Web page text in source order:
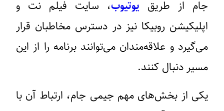
جام از طریق یوتیوب، سایت فیلم نت و
اپلیکیشن روبیکا نیز در دسترس مخاطبان قرار
می‌گیرد و علاقه‌مندان می‌توانند برنامه را از این
مسیر دنبال کنند.
یکی از بخش‌های مهم جیمی جام، ارتباط آن با